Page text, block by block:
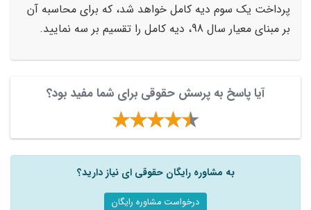
پرداخت یک سوم دیه کامل خواهد شد، که برای محاسبه آن
بر مبنای معیار سال 98، دیه کامل را تقسیم بر سه نمایید.
آیا پاسخ به پرسش حقوقی برای شما مفید بود؟
به مشاوره رایگان حقوقی ای نیاز دارید؟
درخواست مشاوره رایگان